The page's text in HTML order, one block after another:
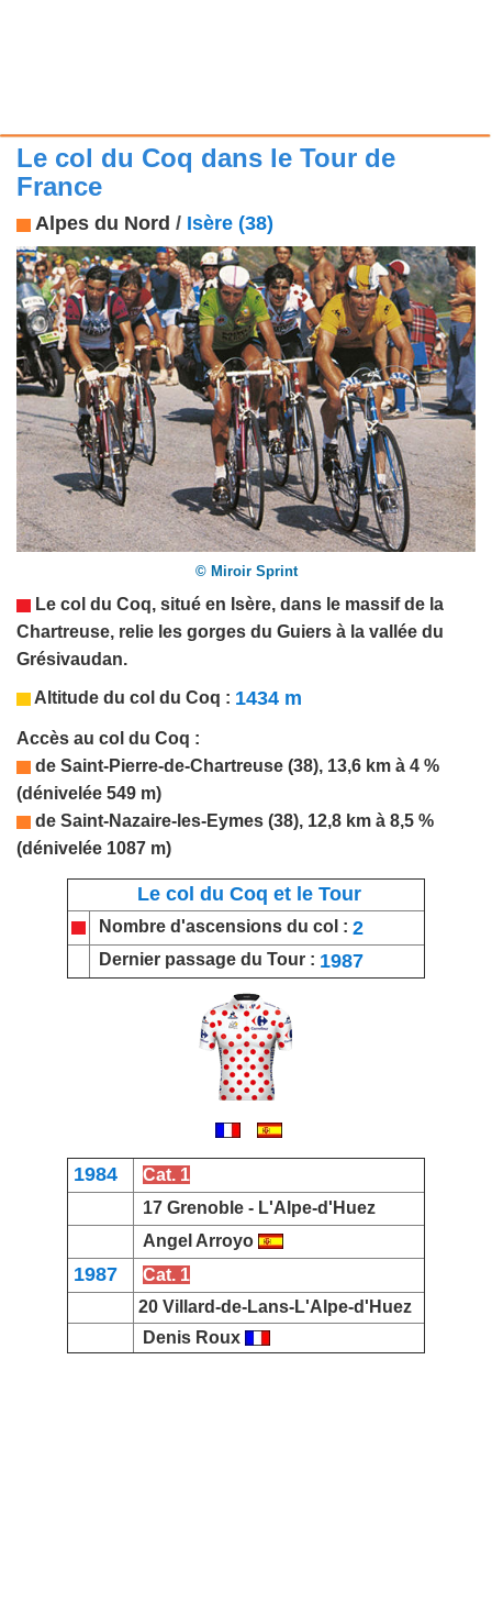
Le col du Coq dans le Tour de
France
Alpes du Nord / Isère (38)
© Miroir Sprint
Le col du Coq, situé en Isère, dans le massif de la
Chartreuse, relie les gorges du Guiers à la vallée du
Grésivaudan.
Altitude du col du Coq : 1434 m
Accès au col du Coq :
de Saint-Pierre-de-Chartreuse (38), 13,6 km à 4 %
(dénivelée 549 m)
de Saint-Nazaire-les-Eymes (38), 12,8 km à 8,5 %
(dénivelée 1087 m)
Le col du Coq et le Tour
Nombre d'ascensions du col : 2
Dernier passage du Tour : 1987
1984
Cat. 1
17 Grenoble - L'Alpe-d'Huez
Angel Arroyo
1987
Cat. 1
20 Villard-de-Lans-L'Alpe-d'Huez
Denis Roux